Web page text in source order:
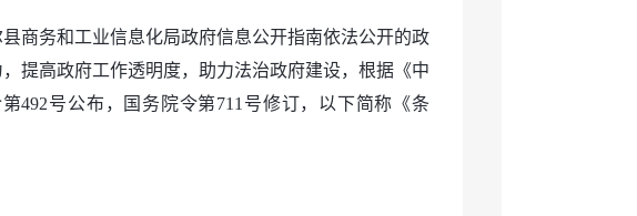
商务和工业信息化局政府信息公开指南依法公开的政
提高政府工作透明度，助力法治政府建设，根据《中
492号公布，国务院令第711号修订，以下简称《条